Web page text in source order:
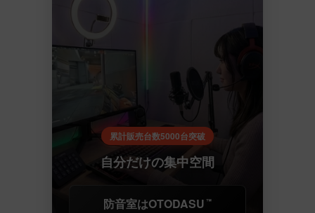
累計販売台数5000台突破
自分だけの集中空間
防音室はOTODASU ™